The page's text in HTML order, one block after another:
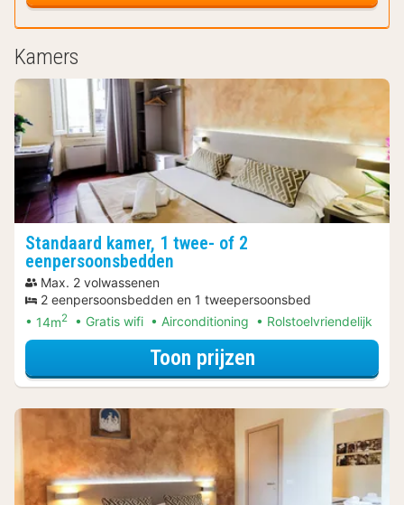
Kamers
Standaard kamer, 1 twee- of 2
eenpersoonsbedden
Max. 2 volwassenen
2 eenpersoonsbedden en 1 tweepersoonsbed
14m2 Gratis wifi Airconditioning Rolstoelvriendelijk
Toon prijzenvoor Standaard